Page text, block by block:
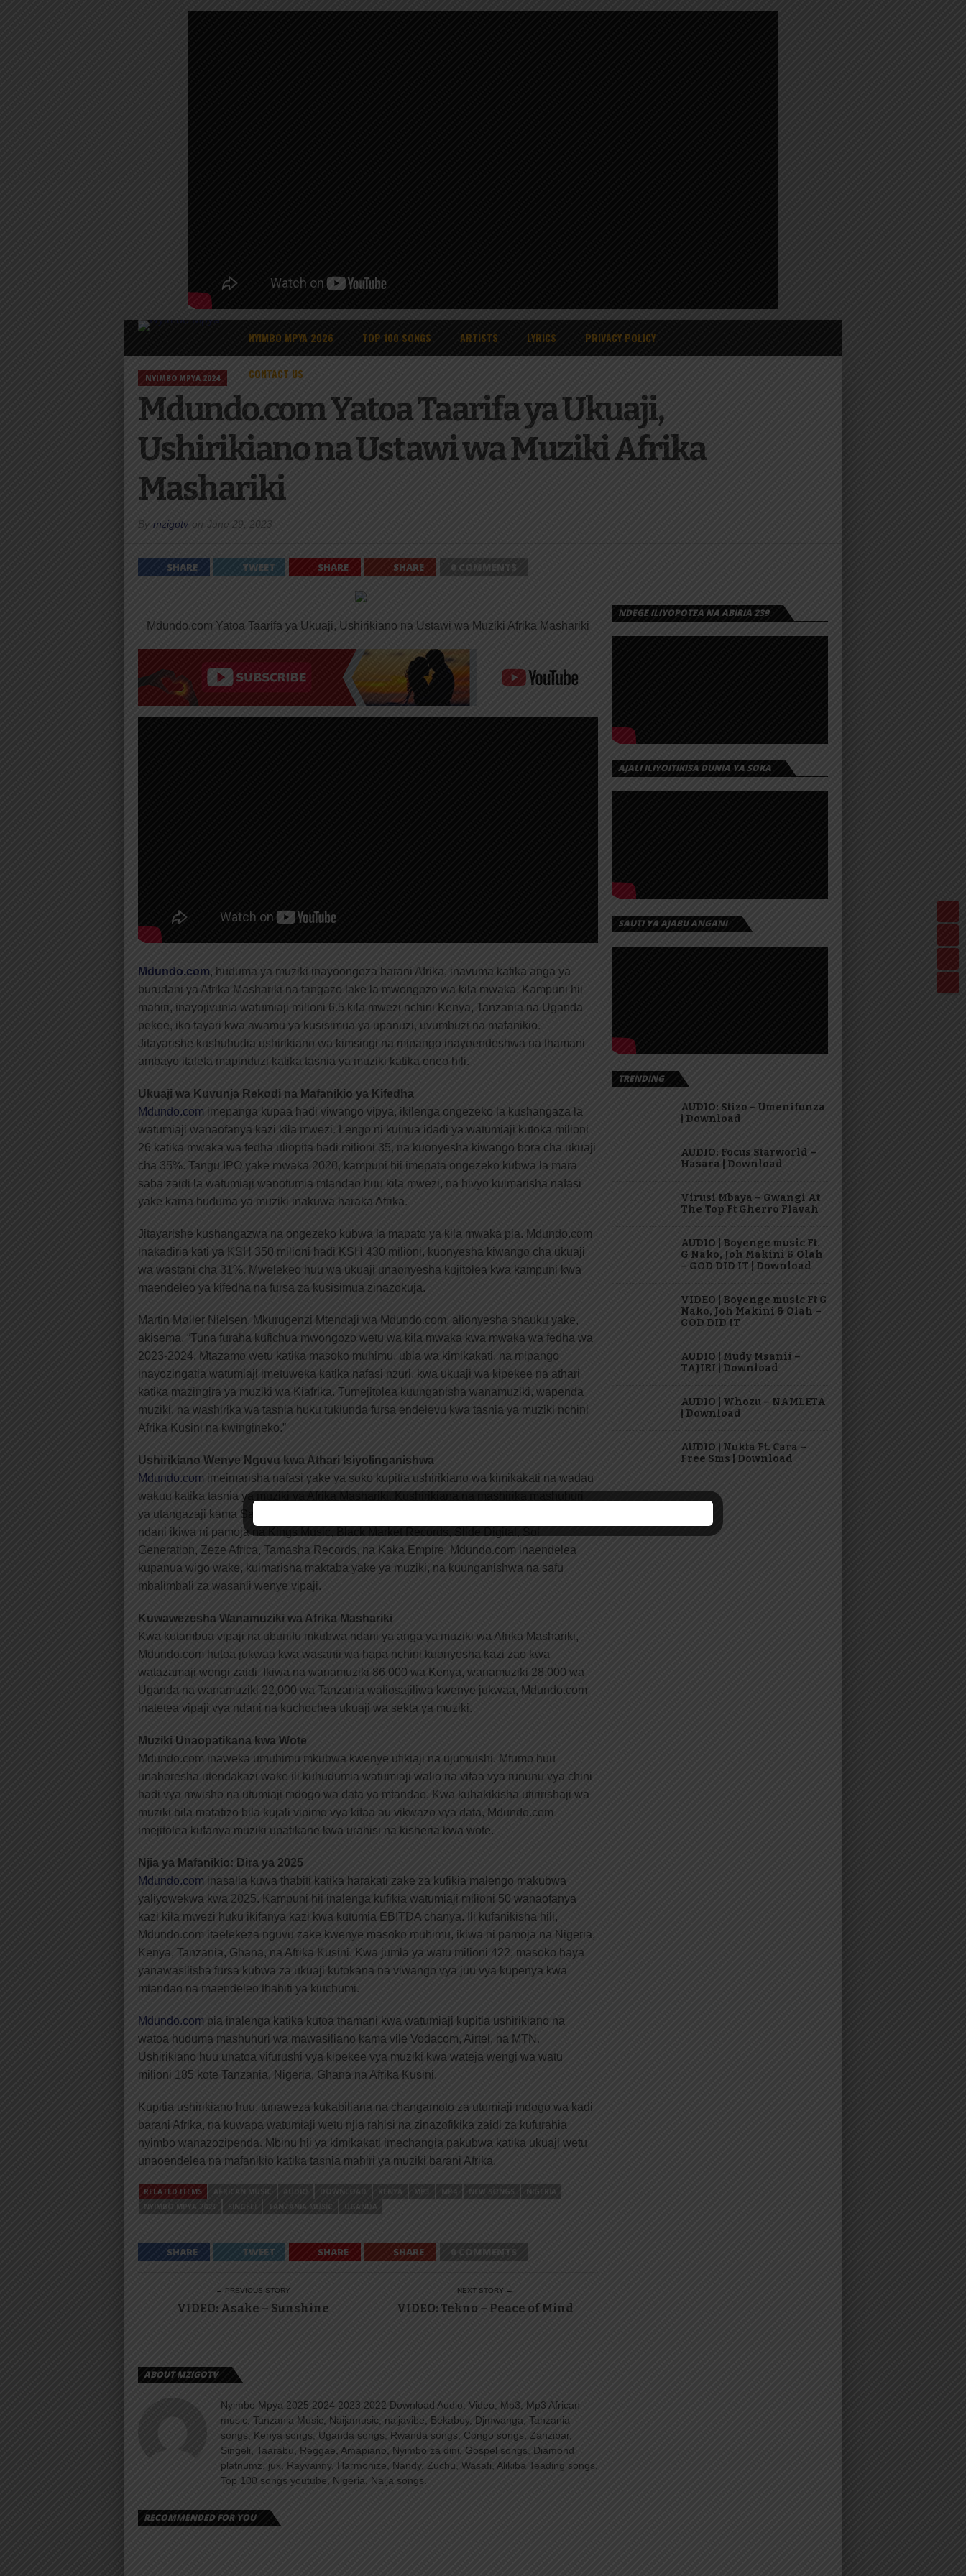
NYIMBO MPYA 2026 TOP 100 SONGS ARTISTS LYRICS PRIVACY POLICY
CONTACT US
NYIMBO MPYA 2024
Mdundo.com Yatoa Taarifa ya Ukuaji,
Ushirikiano na Ustawi wa Muziki Afrika
Mashariki
By mzigotv on June 29, 2023
SHARE TWEET SHARE SHARE 0 COMMENTS
Mdundo.com Yatoa Taarifa ya Ukuaji, Ushirikiano na Ustawi wa Muziki Afrika Mashariki
Mdundo.com, huduma ya muziki inayoongoza barani Afrika, inavuma katika anga ya
burudani ya Afrika Mashariki na tangazo lake la mwongozo wa kila mwaka. Kampuni hii
mahiri, inayojivunia watumiaji milioni 6.5 kila mwezi nchini Kenya, Tanzania na Uganda
pekee, iko tayari kwa awamu ya kusisimua ya upanuzi, uvumbuzi na mafanikio.
Jitayarishe kushuhudia ushirikiano wa kimsingi na mipango inayoendeshwa na thamani
ambayo italeta mapinduzi katika tasnia ya muziki katika eneo hili.
Ukuaji wa Kuvunja Rekodi na Mafanikio ya Kifedha
Mdundo.com imepanga kupaa hadi viwango vipya, ikilenga ongezeko la kushangaza la
watumiaji wanaofanya kazi kila mwezi. Lengo ni kuinua idadi ya watumiaji kutoka milioni
26 katika mwaka wa fedha uliopita hadi milioni 35, na kuonyesha kiwango bora cha ukuaji
cha 35%. Tangu IPO yake mwaka 2020, kampuni hii imepata ongezeko kubwa la mara
saba zaidi la watumiaji wanotumia mtandao huu kila mwezi, na hivyo kuimarisha nafasi
yake kama huduma ya muziki inakuwa haraka Afrika.
Jitayarishe kushangazwa na ongezeko kubwa la mapato ya kila mwaka pia. Mdundo.com
inakadiria kati ya KSH 350 milioni hadi KSH 430 milioni, kuonyesha kiwango cha ukuaji
wa wastani cha 31%. Mwelekeo huu wa ukuaji unaonyesha kujitolea kwa kampuni kwa
maendeleo ya kifedha na fursa za kusisimua zinazokuja.
Martin Møller Nielsen, Mkurugenzi Mtendaji wa Mdundo.com, alionyesha shauku yake,
akisema, “Tuna furaha kufichua mwongozo wetu wa kila mwaka kwa mwaka wa fedha wa
2023-2024. Mtazamo wetu katika masoko muhimu, ubia wa kimikakati, na mipango
inayozingatia watumiaji imetuweka katika nafasi nzuri. kwa ukuaji wa kipekee na athari
katika mazingira ya muziki wa Kiafrika. Tumejitolea kuunganisha wanamuziki, wapenda
muziki, na washirika wa tasnia huku tukiunda fursa endelevu kwa tasnia ya muziki nchini
Afrika Kusini na kwingineko.”
Ushirikiano Wenye Nguvu kwa Athari Isiyolinganishwa
Mdundo.com imeimarisha nafasi yake ya soko kupitia ushirikiano wa kimikakati na wadau
wakuu katika tasnia ya muziki ya Afrika Mashariki. Kushirikiana na mashirika mashuhuri
ya utangazaji kama Saracen, Dentsu, na WPP-Scangroup, pamoja na lebo za rekodi za
ndani ikiwa ni pamoja na Kings Music, Black Market Records, Slide Digital, Sol
Generation, Zeze Africa, Tamasha Records, na Kaka Empire, Mdundo.com inaendelea
kupanua wigo wake, kuimarisha maktaba yake ya muziki, na kuunganishwa na safu
mbalimbali za wasanii wenye vipaji.
Kuwawezesha Wanamuziki wa Afrika Mashariki
Kwa kutambua vipaji na ubunifu mkubwa ndani ya anga ya muziki wa Afrika Mashariki,
Mdundo.com hutoa jukwaa kwa wasanii wa hapa nchini kuonyesha kazi zao kwa
watazamaji wengi zaidi. Ikiwa na wanamuziki 86,000 wa Kenya, wanamuziki 28,000 wa
Uganda na wanamuziki 22,000 wa Tanzania waliosajiliwa kwenye jukwaa, Mdundo.com
inatetea vipaji vya ndani na kuchochea ukuaji wa sekta ya muziki.
Muziki Unaopatikana kwa Wote
Mdundo.com inaweka umuhimu mkubwa kwenye ufikiaji na ujumuishi. Mfumo huu
unaboresha utendakazi wake ili kuhudumia watumiaji walio na vifaa vya rununu vya chini
hadi vya mwisho na utumiaji mdogo wa data ya mtandao. Kwa kuhakikisha utiririshaji wa
muziki bila matatizo bila kujali vipimo vya kifaa au vikwazo vya data, Mdundo.com
imejitolea kufanya muziki upatikane kwa urahisi na kisheria kwa wote.
Njia ya Mafanikio: Dira ya 2025
Mdundo.com inasalia kuwa thabiti katika harakati zake za kufikia malengo makubwa
yaliyowekwa kwa 2025. Kampuni hii inalenga kufikia watumiaji milioni 50 wanaofanya
kazi kila mwezi huku ikifanya kazi kwa kutumia EBITDA chanya. Ili kufanikisha hili,
Mdundo.com itaelekeza nguvu zake kwenye masoko muhimu, ikiwa ni pamoja na Nigeria,
Kenya, Tanzania, Ghana, na Afrika Kusini. Kwa jumla ya watu milioni 422, masoko haya
yanawasilisha fursa kubwa za ukuaji kutokana na viwango vya juu vya kupenya kwa
mtandao na maendeleo thabiti ya kiuchumi.
Mdundo.com pia inalenga katika kutoa thamani kwa watumiaji kupitia ushirikiano na
watoa huduma mashuhuri wa mawasiliano kama vile Vodacom, Airtel, na MTN.
Ushirikiano huu unatoa vifurushi vya kipekee vya muziki kwa wateja wengi wa watu
milioni 185 kote Tanzania, Nigeria, Ghana na Afrika Kusini.
Kupitia ushirikiano huu, tunaweza kukabiliana na changamoto za utumiaji mdogo wa kadi
barani Afrika, na kuwapa watumiaji wetu njia rahisi na zinazofikika zaidi za kufurahia
nyimbo wanazozipenda. Mbinu hii ya kimikakati imechangia pakubwa katika ukuaji wetu
unaoendelea na mafanikio katika tasnia mahiri ya muziki barani Afrika.
RELATED ITEMS AFRICAN MUSIC AUDIO DOWNLOAD KENYA MP3 MP4 NEW SONGS
NIGERIA
NYIMBO MPYA 2023
SINGELI TANZANIA MUSIC UGANDA
SHARE TWEET SHARE SHARE 0 COMMENTS
← PREVIOUS STORY
VIDEO: Asake – Sunshine
NEXT STORY →
VIDEO: Tekno – Peace of Mind
ABOUT MZIGOTV
Nyimbo Mpya 2025 2024 2023 2022 Download Audio, Video, Mp3, Mp3 African
music, Tanzania Music, Naijamusic, naijavibe, Bekaboy, Djmwanga, Tanzania
songs, Kenya songs, Uganda songs, Rwanda songs, Congo songs, Zanzibar,
Singeli, Taarabu, Reggae, Amapiano, Nyimbo za dini, Gospel songs, Diamond
platnumz, jux, Rayvanny, Harmonize, Nandy, Zuchu, Wasafi, Alikiba Teading songs,
Top 100 songs youtube, Nigeria, Naija songs.
RECOMMENDED FOR YOU
NDEGE ILIYOPOTEA NA ABIRIA 239
AJALI ILIYOITIKISA DUNIA YA SOKA
SAUTI YA AJABU ANGANI
TRENDING
AUDIO: Stizo – Umenifunza
| Download
AUDIO: Focus Starworld –
Hasara | Download
Virusi Mbaya – Gwangi At
The Top Ft Gherro Flavah
AUDIO | Boyenge music Ft.
G Nako, Joh Makini & Olah
– GOD DID IT | Download
VIDEO | Boyenge music Ft G
Nako, Joh Makini & Olah –
GOD DID IT
AUDIO | Mudy Msanii –
TAJIRI | Download
AUDIO | Whozu – NAMLETA
| Download
AUDIO | Nukta Ft. Cara –
Free Sms | Download